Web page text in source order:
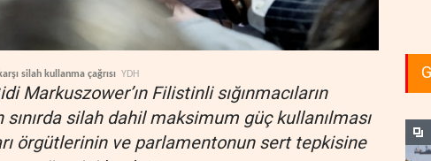
silah kullanma çağrısı YDH
Markuszower’ın Filistinli sığınmacıların
silah dahil maksimum güç kullanılması
örgütlerinin ve parlamentonun sert tepkisine